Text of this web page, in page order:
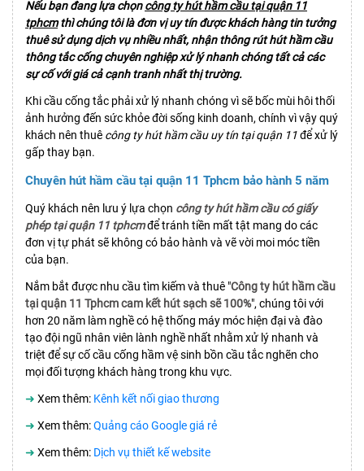
Nếu bạn đang lựa chọncông ty hút hầm cầu tại quận 11
tphcmthì chúng tôi là đơn vị uy tín được khách hàng tin tưởng
thuê sử dụng dịch vụ nhiều nhất, nhận thông rút hút hầm cầu
thông tắc cống chuyên nghiệp xử lý nhanh chóng tất cả các
sự cố với giá cả cạnh tranh nhất thị trường.
Khi cầu cống tắc phải xử lý nhanh chóng vì sẽ bốc mùi hôi thối
ảnh hưởng đến sức khỏe đời sống kinh doanh, chính vì vậy quý
khách nên thuê công ty hút hầm cầu uy tín tại quận 11để xử lý
gấp thay bạn.
Chuyên hút hầm cầu tại quận 11 Tphcm bảo hành 5 năm
Quý khách nên lưu ý lựa chọn công ty hút hầm cầu có giấy
phép tại quận 11 tphcmđể tránh tiền mất tật mang do các
đơn vị tự phát sẽ không có bảo hành và vẽ vời moi móc tiền
của bạn.
Nắm bắt được nhu cầu tìm kiếm và thuê "Công ty hút hầm cầu
tại quận 11 Tphcm cam kết hút sạch sẽ 100%", chúng tôi với
hơn 20 năm làm nghề có hệ thống máy móc hiện đại và đào
tạo đội ngũ nhân viên lành nghề nhất nhằm xử lý nhanh và
triệt để sự cố cầu cống hầm vệ sinh bồn cầu tắc nghẽn cho
mọi đối tượng khách hàng trong khu vực.
➜ Xem thêm: Kênh kết nối giao thương
➜ Xem thêm:Quảng cáo Google giá rẻ
➜ Xem thêm: Dịch vụ thiết kế website